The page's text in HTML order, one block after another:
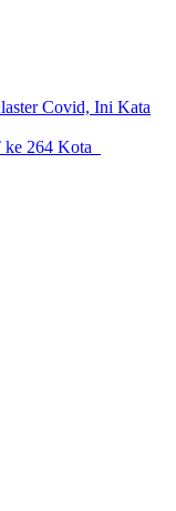
Covid, Ini Kata
264 Kota